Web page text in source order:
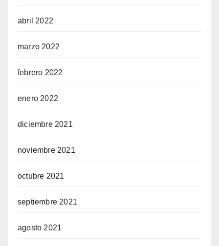
abril 2022
marzo 2022
febrero 2022
enero 2022
diciembre 2021
noviembre 2021
octubre 2021
septiembre 2021
agosto 2021